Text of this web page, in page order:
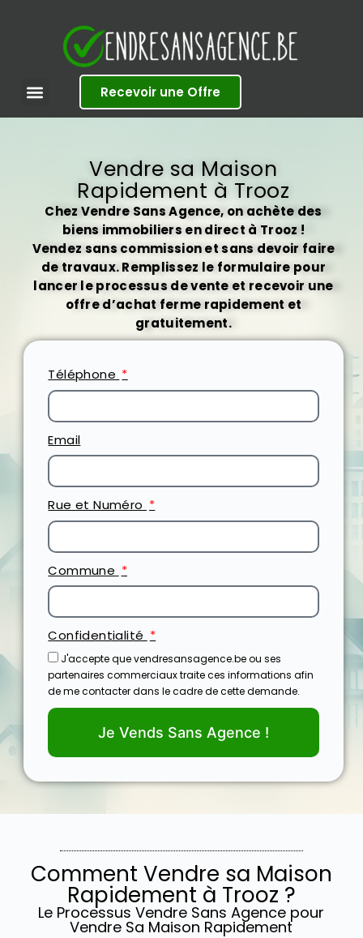
Recevoir une Offre
Vendre sa Maison
Rapidement à Trooz
Chez Vendre Sans Agence, on achète des
biens immobiliers en direct à Trooz !
Vendez sans commission et sans devoir faire
de travaux. Remplissez le formulaire pour
lancer le processus de vente et recevoir une
offre d’achat ferme rapidement et
gratuitement.
Téléphone
Email
Rue et Numéro
Commune
Confidentialité
J'accepte que vendresansagence.be ou ses
partenaires commerciaux traite ces informations afin
de me contacter dans le cadre de cette demande.
Je Vends Sans Agence !
Comment Vendre sa Maison
Rapidement à Trooz ?
Le Processus Vendre Sans Agence pour
Vendre Sa Maison Rapidement